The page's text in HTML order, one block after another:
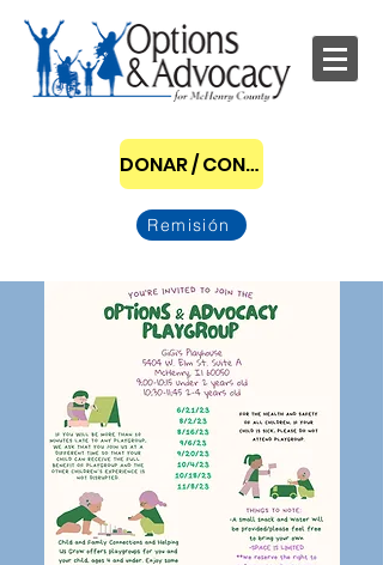
DONAR / CONVERTIRSE EN PATROCINADOR
Remisión